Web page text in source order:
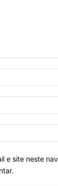
e site neste